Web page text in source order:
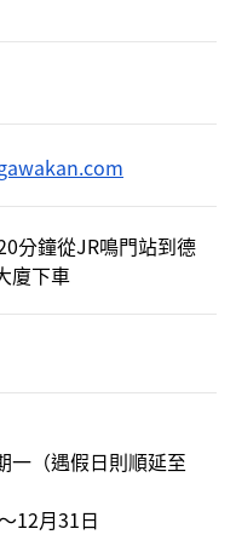
分鐘從JR鳴門站到德
廈下車
一（遇假日則順延至
12月31日